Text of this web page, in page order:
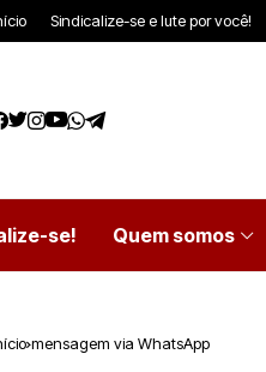
Sindicalize-se e lute por você!
se! Quem somos
mensagem via WhatsApp